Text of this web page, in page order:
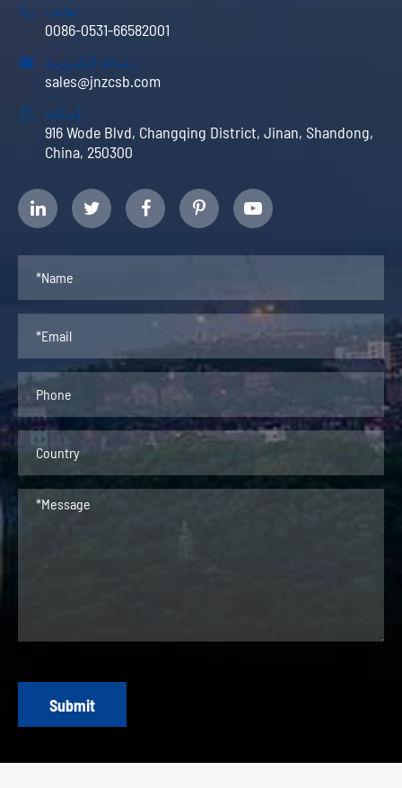
 هاتف:
0086-0531-66582001
 رسالة إلكترونية:
sales@jnzcsb.com
 إضافة:
916 Wode Blvd, Changqing District, Jinan, Shandong,
China, 250300
Submit